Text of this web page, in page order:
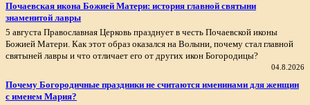
Почаевская икона Божией Матери: история главной святыни
знаменитой лавры
5 августа Православная Церковь празднует в честь Почаевской иконы
Божией Матери. Как этот образ оказался на Волыни, почему стал главной
святыней лавры и что отличает его от других икон Богородицы?
04.8.2026
Почему Богородичные праздники не считаются именинами для женщин
с именем Мария?